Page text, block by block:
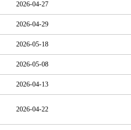
2026-04-27
2026-04-29
2026-05-18
2026-05-08
2026-04-13
2026-04-22